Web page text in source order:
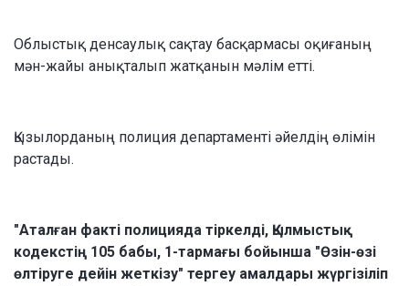
Облыстық денсаулық сақтау басқармасы оқиғаның
мән-жайы анықталып жатқанын мәлім етті.
Қызылорданың полиция департаменті әйелдің өлімін
растады.
"Аталған факті полицияда тіркелді, Қылмыстық
кодекстің 105 бабы, 1-тармағы бойынша "Өзiн-өзi
өлтiруге дейiн жеткiзу" тергеу амалдары жүргізіліп